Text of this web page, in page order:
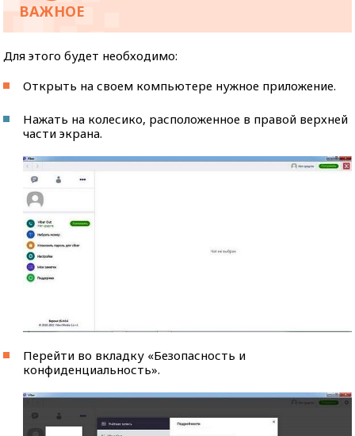
Для этого будет необходимо:
Открыть на своем компьютере нужное приложение.
Нажать на колесико, расположенное в правой верхней
части экрана.
Перейти во вкладку «Безопасность и
конфиденциальность».